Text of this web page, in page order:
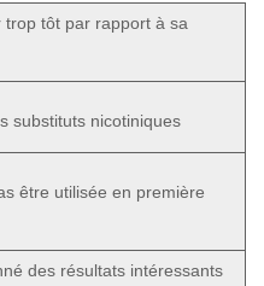
tôt par rapport à sa
substituts nicotiniques
être utilisée en première
des résultats intéressants